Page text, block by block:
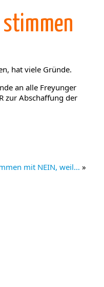
stimmen
hat viele Gründe.
an alle Freyunger
zur Abschaffung der
mit NEIN, weil… »